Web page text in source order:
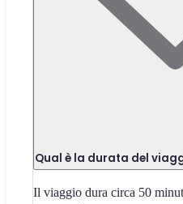
Qual è la durata del
Il viaggio dura circa 50